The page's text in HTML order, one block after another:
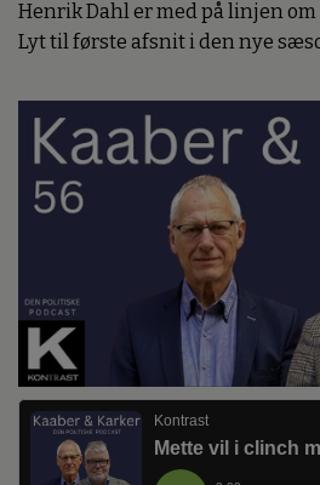
Henrik Dahl er med på linjen
Lyt til første afsnit i den nye